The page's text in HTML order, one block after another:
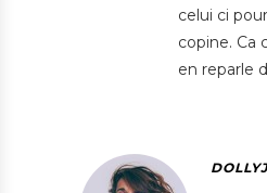
celui ci
copine. Ca
en reparle